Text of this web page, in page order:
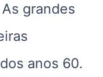
grandes
anos 60.